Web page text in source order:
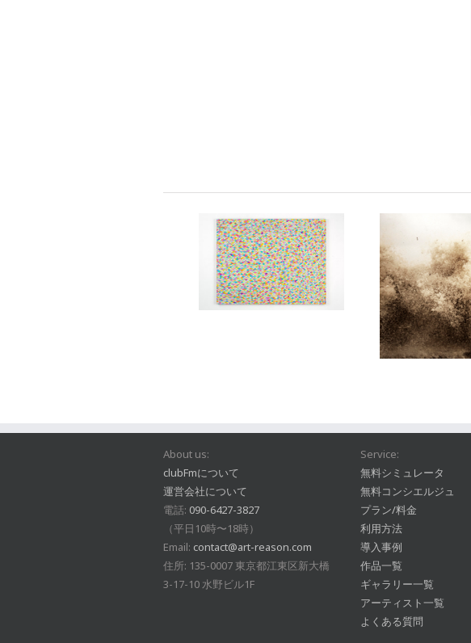
About us:
clubFmについて
運営会社について
電話: 090-6427-3827
（平日10時〜18時）
Email: contact@art-reason.com
住所: 135-0007 東京都江東区新大橋
3-17-10 水野ビル1F
Service:
無料シミュレータ
無料コンシエルジュ
プラン/料金
利用方法
導入事例
作品一覧
ギャラリー一覧
アーティスト一覧
よくある質問